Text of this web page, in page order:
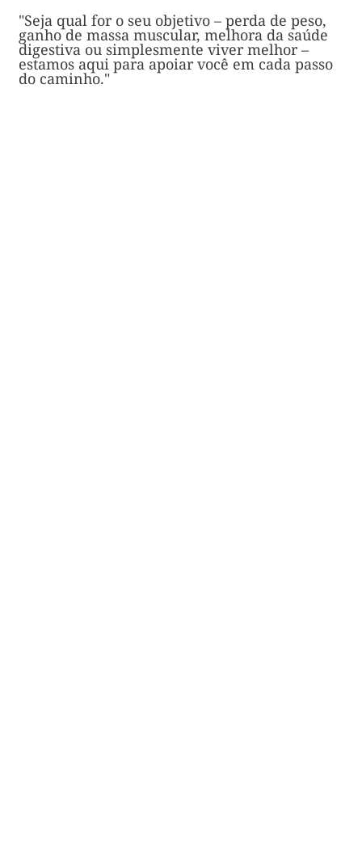
"Seja qual for o seu objetivo – perda de peso,
ganho de massa muscular, melhora da saúde
digestiva ou simplesmente viver melhor –
estamos aqui para apoiar você em cada passo
do caminho."